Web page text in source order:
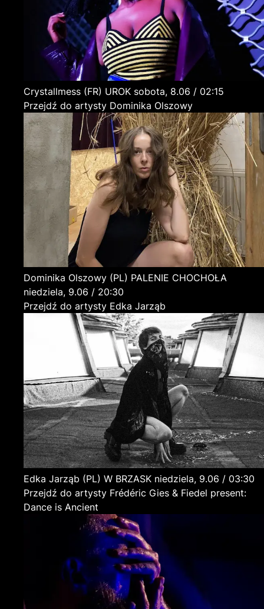
Crystallmess (FR) UROK
sobota, 8.06 / 02:15
Przejdź do artysty Dominika Olszowy
Dominika Olszowy (PL) PALENIE CHOCHOŁA
niedziela, 9.06 / 20:30
Przejdź do artysty Edka Jarząb
Edka Jarząb (PL) W BRZASK
niedziela, 9.06 / 03:30
Przejdź do artysty Frédéric Gies & Fiedel present:
Dance is Ancient